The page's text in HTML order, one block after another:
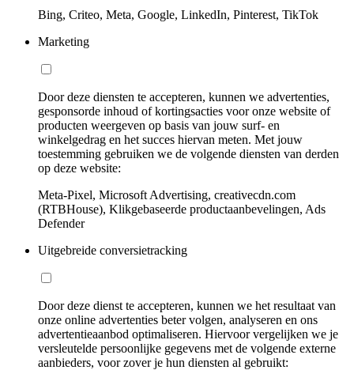
Bing, Criteo, Meta, Google, LinkedIn, Pinterest, TikTok
Marketing
Door deze diensten te accepteren, kunnen we advertenties,
gesponsorde inhoud of kortingsacties voor onze website of
producten weergeven op basis van jouw surf- en
winkelgedrag en het succes hiervan meten. Met jouw
toestemming gebruiken we de volgende diensten van derden
op deze website:
Meta-Pixel, Microsoft Advertising, creativecdn.com
(RTBHouse), Klikgebaseerde productaanbevelingen, Ads
Defender
Uitgebreide conversietracking
Door deze dienst te accepteren, kunnen we het resultaat van
onze online advertenties beter volgen, analyseren en ons
advertentieaanbod optimaliseren. Hiervoor vergelijken we je
versleutelde persoonlijke gegevens met de volgende externe
aanbieders, voor zover je hun diensten al gebruikt: